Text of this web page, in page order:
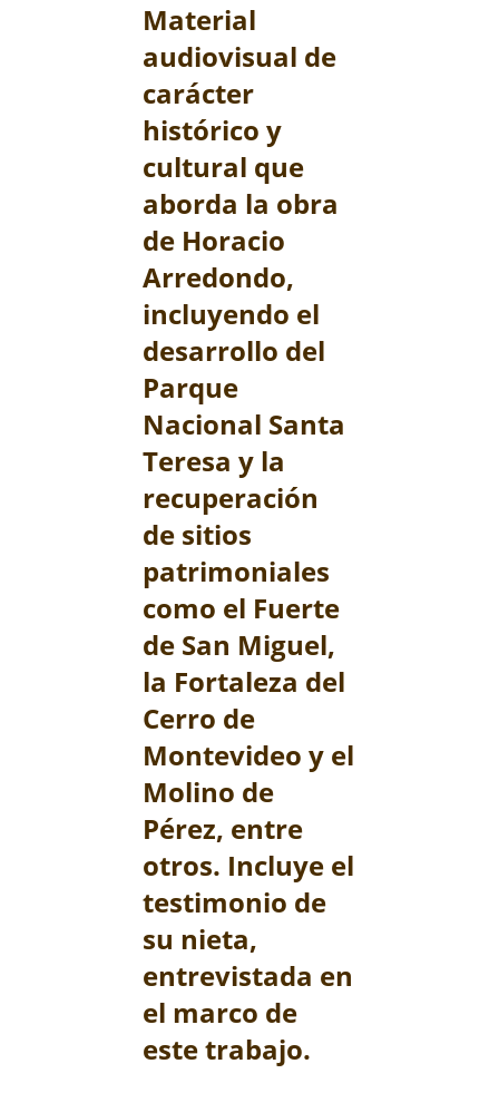
Material
audiovisual de
carácter
histórico y
cultural que
aborda la obra
de Horacio
Arredondo,
incluyendo el
desarrollo del
Parque
Nacional Santa
Teresa y la
recuperación
de sitios
patrimoniales
como el Fuerte
de San Miguel,
la Fortaleza del
Cerro de
Montevideo y el
Molino de
Pérez, entre
otros. Incluye el
testimonio de
su nieta,
entrevistada en
el marco de
este trabajo.